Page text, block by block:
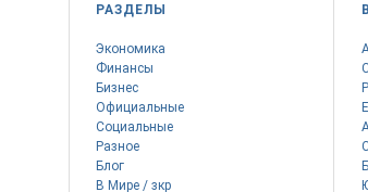
РАЗДЕЛЫ
Экономика
Финансы
Бизнес
Официальные
Социальные
Разное
Блог
В Мире / зкр